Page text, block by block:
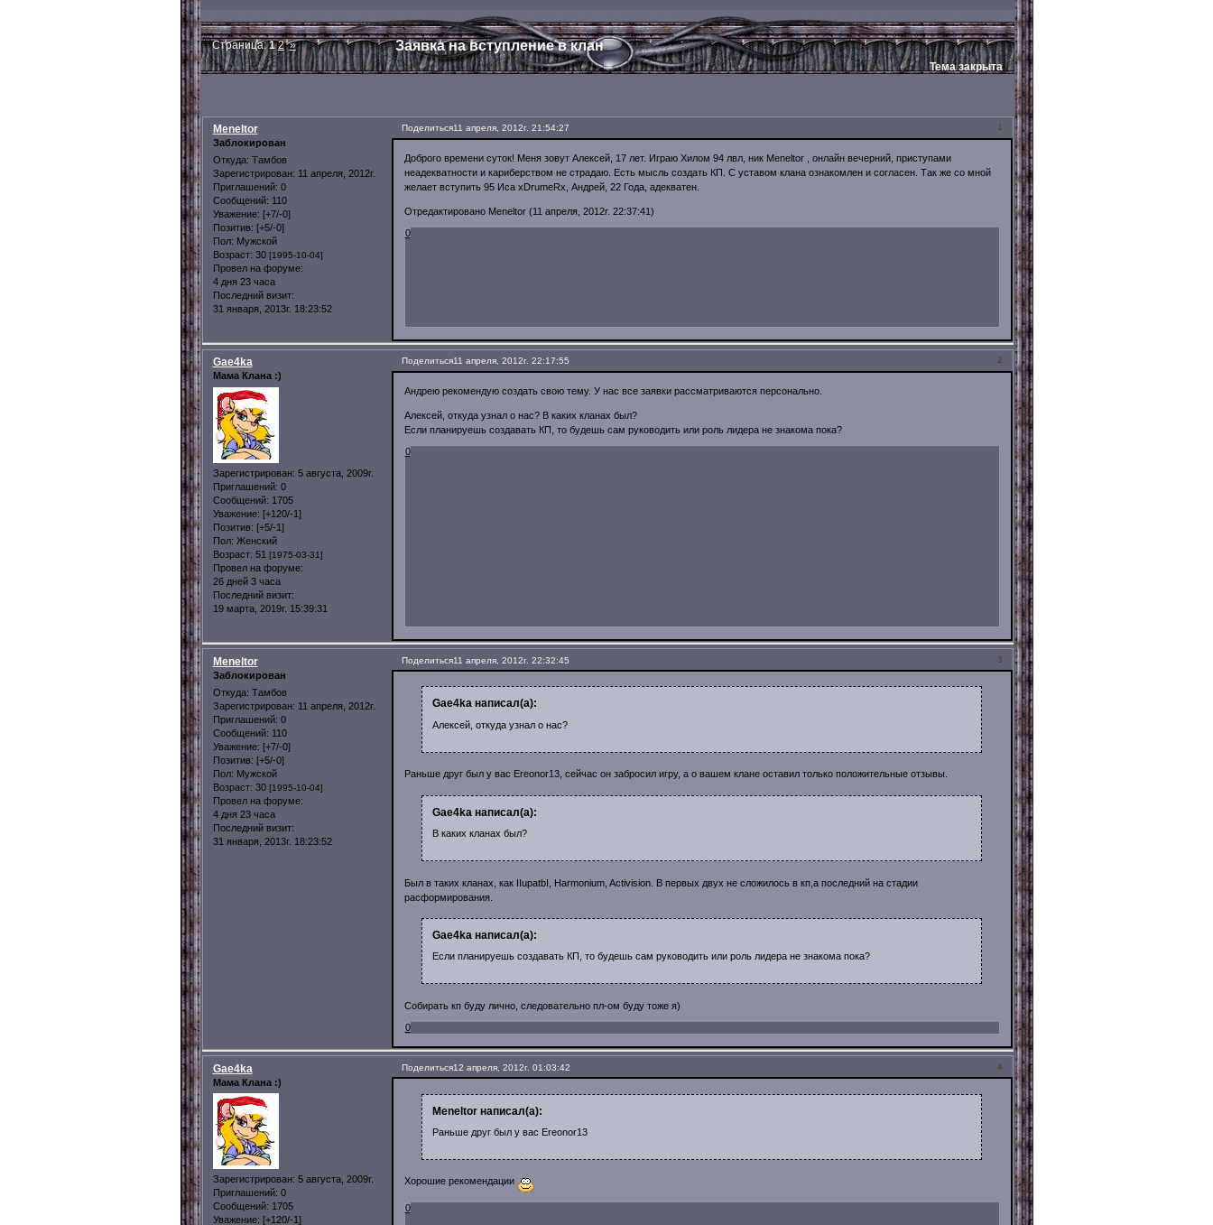
Заявка на вступление в клан
Страница:1 2 »
Тема закрыта
Поделиться 1
11 апреля, 2012г. 21:54:27
Meneltor
Заблокирован
Откуда: Тамбов
Зарегистрирован: 11 апреля, 2012г.
Приглашений: 0
Сообщений: 110
Уважение: [+7/-0]
Позитив: [+5/-0]
Пол: Мужской
Возраст: 30 [1995-10-04]
Провел на форуме:
4 дня 23 часа
Последний визит:
31 января, 2013г. 18:23:52
Доброго времени суток! Меня зовут Алексей, 17 лет. Играю Хилом 94 лвл, ник Meneltor , онлайн вечерний, приступами
неадекватности и кариберством не страдаю. Есть мысль создать КП. С уставом клана ознакомлен и согласен. Так же со мной
желает вступить 95 Иса xDrumeRx, Андрей, 22 Года, адекватен.
Отредактировано Meneltor (11 апреля, 2012г. 22:37:41)
0
Поделиться 2
11 апреля, 2012г. 22:17:55
Gae4ka
Мама Клана :)
Зарегистрирован: 5 августа, 2009г.
Приглашений: 0
Сообщений: 1705
Уважение: [+120/-1]
Позитив: [+5/-1]
Пол: Женский
Возраст: 51 [1975-03-31]
Провел на форуме:
26 дней 3 часа
Последний визит:
19 марта, 2019г. 15:39:31
Андрею рекомендую создать свою тему. У нас все заявки рассматриваются персонально.
Алексей, откуда узнал о нас? В каких кланах был?
Если планируешь создавать КП, то будешь сам руководить или роль лидера не знакома пока?
0
Поделиться 3
11 апреля, 2012г. 22:32:45
Meneltor
Заблокирован
Откуда: Тамбов
Зарегистрирован: 11 апреля, 2012г.
Приглашений: 0
Сообщений: 110
Уважение: [+7/-0]
Позитив: [+5/-0]
Пол: Мужской
Возраст: 30 [1995-10-04]
Провел на форуме:
4 дня 23 часа
Последний визит:
31 января, 2013г. 18:23:52
Gae4ka написал(а):
Алексей, откуда узнал о нас?
Раньше друг был у вас Ereonor13, сейчас он забросил игру, а о вашем клане оставил только положительные отзывы.
Gae4ka написал(а):
В каких кланах был?
Был в таких кланах, как IIupatbI, Harmonium, Activision. В первых двух не сложилось в кп,а последний на стадии
расформирования.
Gae4ka написал(а):
Если планируешь создавать КП, то будешь сам руководить или роль лидера не знакома пока?
Собирать кп буду лично, следовательно пл-ом буду тоже я)
0
Поделиться 4
12 апреля, 2012г. 01:03:42
Gae4ka
Мама Клана :)
Зарегистрирован: 5 августа, 2009г.
Приглашений: 0
Сообщений: 1705
Уважение: [+120/-1]
Meneltor написал(а):
Раньше друг был у вас Ereonor13
Хорошие рекомендации
0